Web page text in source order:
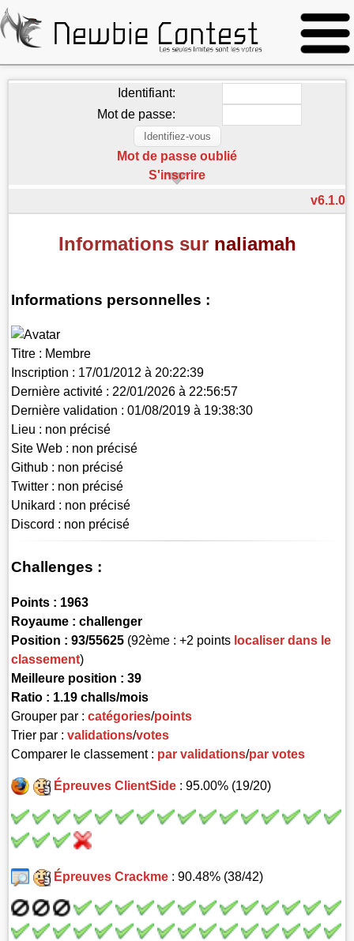
Identifiant:
Mot de passe:
Mot de passe oublié
S'inscrire
v6.1.0
Informations sur naliamah
Informations personnelles :
Titre : Membre
Inscription : 17/01/2012 à 20:22:39
Dernière activité : 22/01/2026 à 22:56:57
Dernière validation : 01/08/2019 à 19:38:30
Lieu : non précisé
Site Web : non précisé
Github : non précisé
Twitter : non précisé
Unikard : non précisé
Discord : non précisé
Challenges :
Points : 1963
Royaume : challenger
Position : 93/55625 (92ème : +2 points localiser dans le
classement)
Meilleure position : 39
Ratio : 1.19 challs/mois
Grouper par :catégories/points
Trier par :validations/votes
Comparer le classement : par validations/par votes
Épreuves ClientSide: 95.00% (19/20)
Épreuves Crackme: 90.48% (38/42)